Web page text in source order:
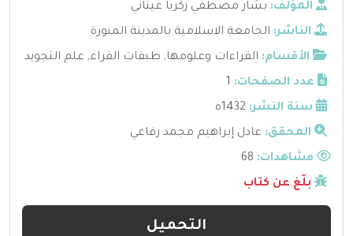
المؤلف: بشار مصطفي زكريا عيتاني
الناشر: الجامعة الاسلامية بالمدينة المنورة
الأقسام: القراءات وعلومها, طبقات القراء, علم التجويد
عدد الصفحات: 1
سنة النشر: 1432ه
المحقق: عادل إبراهيم مجمد رفاعي
مشاهدات:
بلّغ عن كتاب
التحميل